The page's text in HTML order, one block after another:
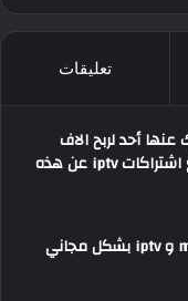
تعليقات
أحد لربح الاف
الدولارات شهريا من بيع اشتراكات iptv عن هذه
كود تفعيل اشتراك m3u و iptv بشكل مجاني